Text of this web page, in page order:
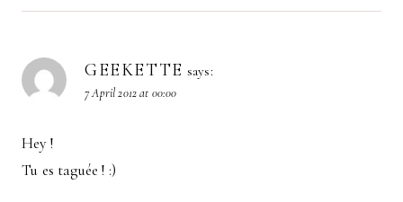
GEEKETTE says:
7 April 2012 at 00:00
Hey !
Tu es taguée ! :)